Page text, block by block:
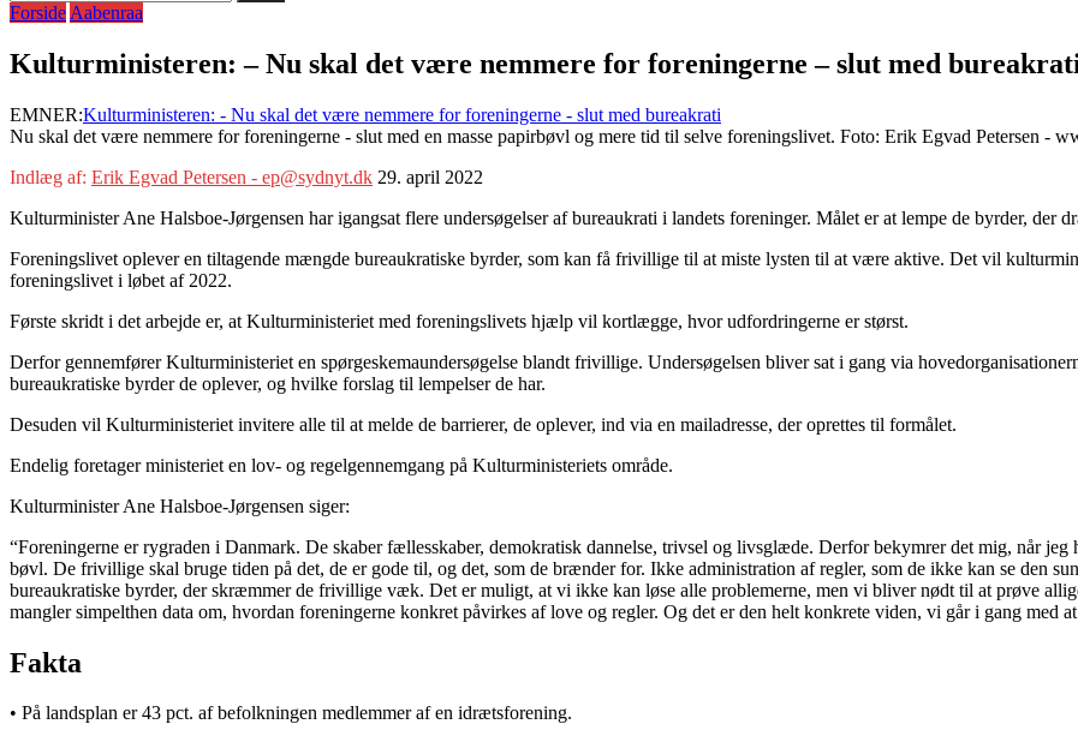
efter:
Forside Aabenraa
Kulturministeren: – Nu skal det være nemmere for foreningerne – slut med
EMNER:Kulturministeren: - Nu skal det være nemmere for foreningerne - slut med bureakrati
Nu skal det være nemmere for foreningerne - slut med en masse papirbøvl og mere tid til selve foreningslivet. Foto: Erik Egvad Petersen -
Indlæg af: Erik Egvad Petersen - ep@sydnyt.dk 29. april 2022
Kulturminister Ane Halsboe-Jørgensen har igangsat flere undersøgelser af bureaukrati i landets foreninger. Målet er at lempe de byrder,
Foreningslivet oplever en tiltagende mængde bureaukratiske byrder, som kan få frivillige til at miste lysten til at være aktive. Det vil
foreningslivet i løbet af 2022.
Første skridt i det arbejde er, at Kulturministeriet med foreningslivets hjælp vil kortlægge, hvor udfordringerne er størst.
Derfor gennemfører Kulturministeriet en spørgeskemaundersøgelse blandt frivillige. Undersøgelsen bliver sat i gang via
bureaukratiske byrder de oplever, og hvilke forslag til lempelser de har.
Desuden vil Kulturministeriet invitere alle til at melde de barrierer, de oplever, ind via en mailadresse, der oprettes til formålet.
Endelig foretager ministeriet en lov- og regelgennemgang på Kulturministeriets område.
Kulturminister Ane Halsboe-Jørgensen siger:
“Foreningerne er rygraden i Danmark. De skaber fællesskaber, demokratisk dannelse, trivsel og livsglæde. Derfor bekymrer det mig, når
bøvl. De frivillige skal bruge tiden på det, de er gode til, og det, som de brænder for. Ikke administration af regler, som de ikke kan se den
bureaukratiske byrder, der skræmmer de frivillige væk. Det er muligt, at vi ikke kan løse alle problemerne, men vi bliver nødt til at prøve
mangler simpelthen data om, hvordan foreningerne konkret påvirkes af love og regler. Og det er den helt konkrete viden, vi går i gang med
Fakta
• På landsplan er 43 pct. af befolkningen medlemmer af en idrætsforening.